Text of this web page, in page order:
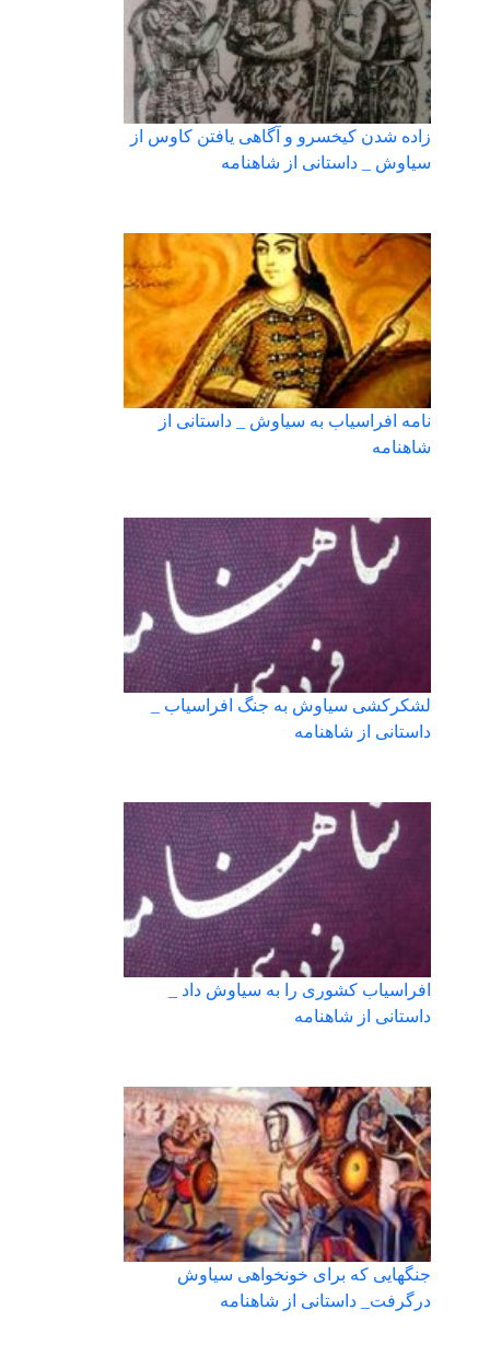
زاده شدن کیخسرو و آگاهی یافتن کاوس از
سیاوش _ داستانی از شاهنامه
نامه افراسیاب به سیاوش _ داستانی از
شاهنامه
لشکرکشی سیاوش به جنگ افراسیاب _
داستانی از شاهنامه
افراسیاب کشوری را به سیاوش داد _
داستانی از شاهنامه
جنگهایی که برای خونخواهی سیاوش
درگرفت_ داستانی از شاهنامه